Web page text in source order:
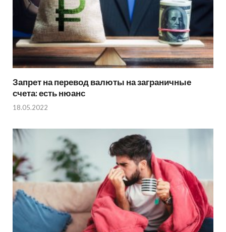
Запрет на перевод валюты на заграничные
счета: есть нюанс
18.05.2022